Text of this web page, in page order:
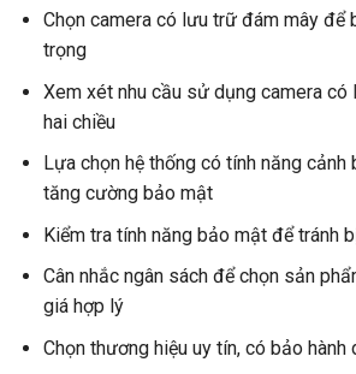
Chọn camera có lưu trữ đám mây để
trọng
Xem xét nhu cầu sử dụng camera có
hai chiều
Lựa chọn hệ thống có tính năng cảnh
tăng cường bảo mật
Kiểm tra tính năng bảo mật để tránh
Cân nhắc ngân sách để chọn sản
giá hợp lý
Chọn thương hiệu uy tín, có bảo hành